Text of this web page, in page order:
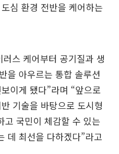
심 환경 전반을 케어하는
러스 케어부터 공기질과 생
을 아우르는 통합 솔루션
이게 됐다”라며 “앞으로
기술을 바탕으로 도시형
고 국민이 체감할 수 있는
데 최선을 다하겠다”라고